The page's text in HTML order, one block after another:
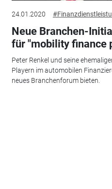
24.01.2020
Neue Branchen-
für "mobility finance
Peter Renkel und seine
Playern im automobilen
neues Branchenforum bieten.